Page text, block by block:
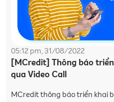
05:12 pm, 31/08/2022
[MCredit] Thông báo
qua Video Call
MCredit thông báo triển khai